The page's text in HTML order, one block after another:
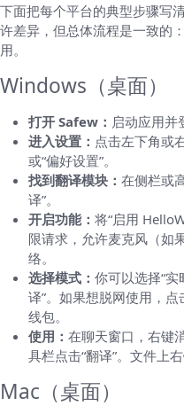
下面把每个平台的典型步骤写
许差异，但总体流程是一致
用。
Windows（桌面）
打开 Safew： 启动应用并
进入设置： 点击左下角或
或“偏好设置”。
找到翻译模块： 在侧栏或
译”。
开启功能： 将“启用
限请求，允许麦克风（如
络。
选择模式： 你可以选择“实
译”。如果想脱网使用，
线包。
使用： 在聊天窗口，右键
具栏点击“翻译”。文件上右
Mac（桌面）